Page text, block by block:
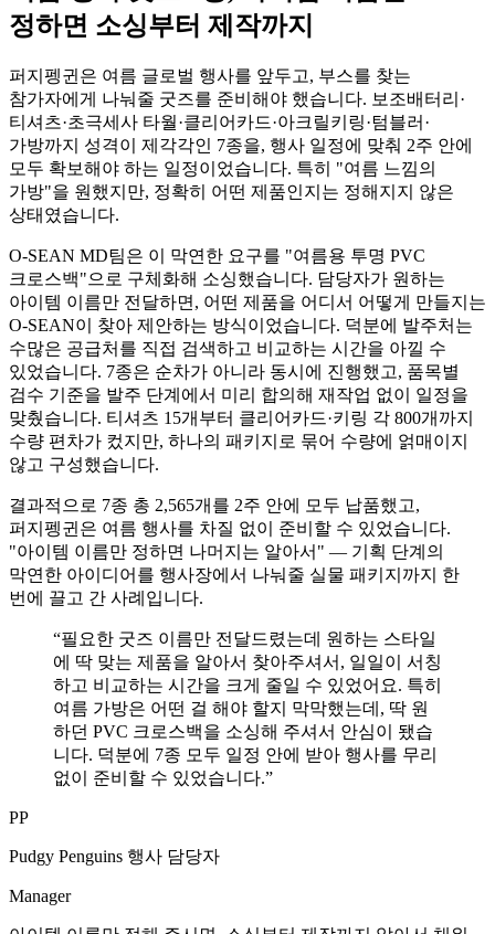
정하면 소싱부터 제작까지
퍼지펭귄은 여름 글로벌 행사를 앞두고, 부스를 찾는
참가자에게 나눠줄 굿즈를 준비해야 했습니다. 보조배터리·
티셔츠·초극세사 타월·클리어카드·아크릴키링·텀블러·
가방까지 성격이 제각각인 7종을, 행사 일정에 맞춰 2주 안에
모두 확보해야 하는 일정이었습니다. 특히 "여름 느낌의
가방"을 원했지만, 정확히 어떤 제품인지는 정해지지 않은
상태였습니다.
O-SEAN MD팀은 이 막연한 요구를 "여름용 투명 PVC
크로스백"으로 구체화해 소싱했습니다. 담당자가 원하는
아이템 이름만 전달하면, 어떤 제품을 어디서 어떻게 만들지는
O-SEAN이 찾아 제안하는 방식이었습니다. 덕분에 발주처는
수많은 공급처를 직접 검색하고 비교하는 시간을 아낄 수
있었습니다. 7종은 순차가 아니라 동시에 진행했고, 품목별
검수 기준을 발주 단계에서 미리 합의해 재작업 없이 일정을
맞췄습니다. 티셔츠 15개부터 클리어카드·키링 각 800개까지
수량 편차가 컸지만, 하나의 패키지로 묶어 수량에 얽매이지
않고 구성했습니다.
결과적으로 7종 총 2,565개를 2주 안에 모두 납품했고,
퍼지펭귄은 여름 행사를 차질 없이 준비할 수 있었습니다.
"아이템 이름만 정하면 나머지는 알아서" — 기획 단계의
막연한 아이디어를 행사장에서 나눠줄 실물 패키지까지 한
번에 끌고 간 사례입니다.
“필요한 굿즈 이름만 전달드렸는데 원하는 스타일
에 딱 맞는 제품을 알아서 찾아주셔서, 일일이 서칭
하고 비교하는 시간을 크게 줄일 수 있었어요. 특히
여름 가방은 어떤 걸 해야 할지 막막했는데, 딱 원
하던 PVC 크로스백을 소싱해 주셔서 안심이 됐습
니다. 덕분에 7종 모두 일정 안에 받아 행사를 무리
없이 준비할 수 있었습니다.”
PP
Pudgy Penguins 행사 담당자
Manager